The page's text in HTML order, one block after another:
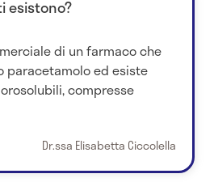
esistono?
di un farmaco che
ed esiste
compresse
Dr.ssa Elisabetta Ciccolella